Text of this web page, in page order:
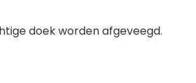
doek worden afgeveegd.